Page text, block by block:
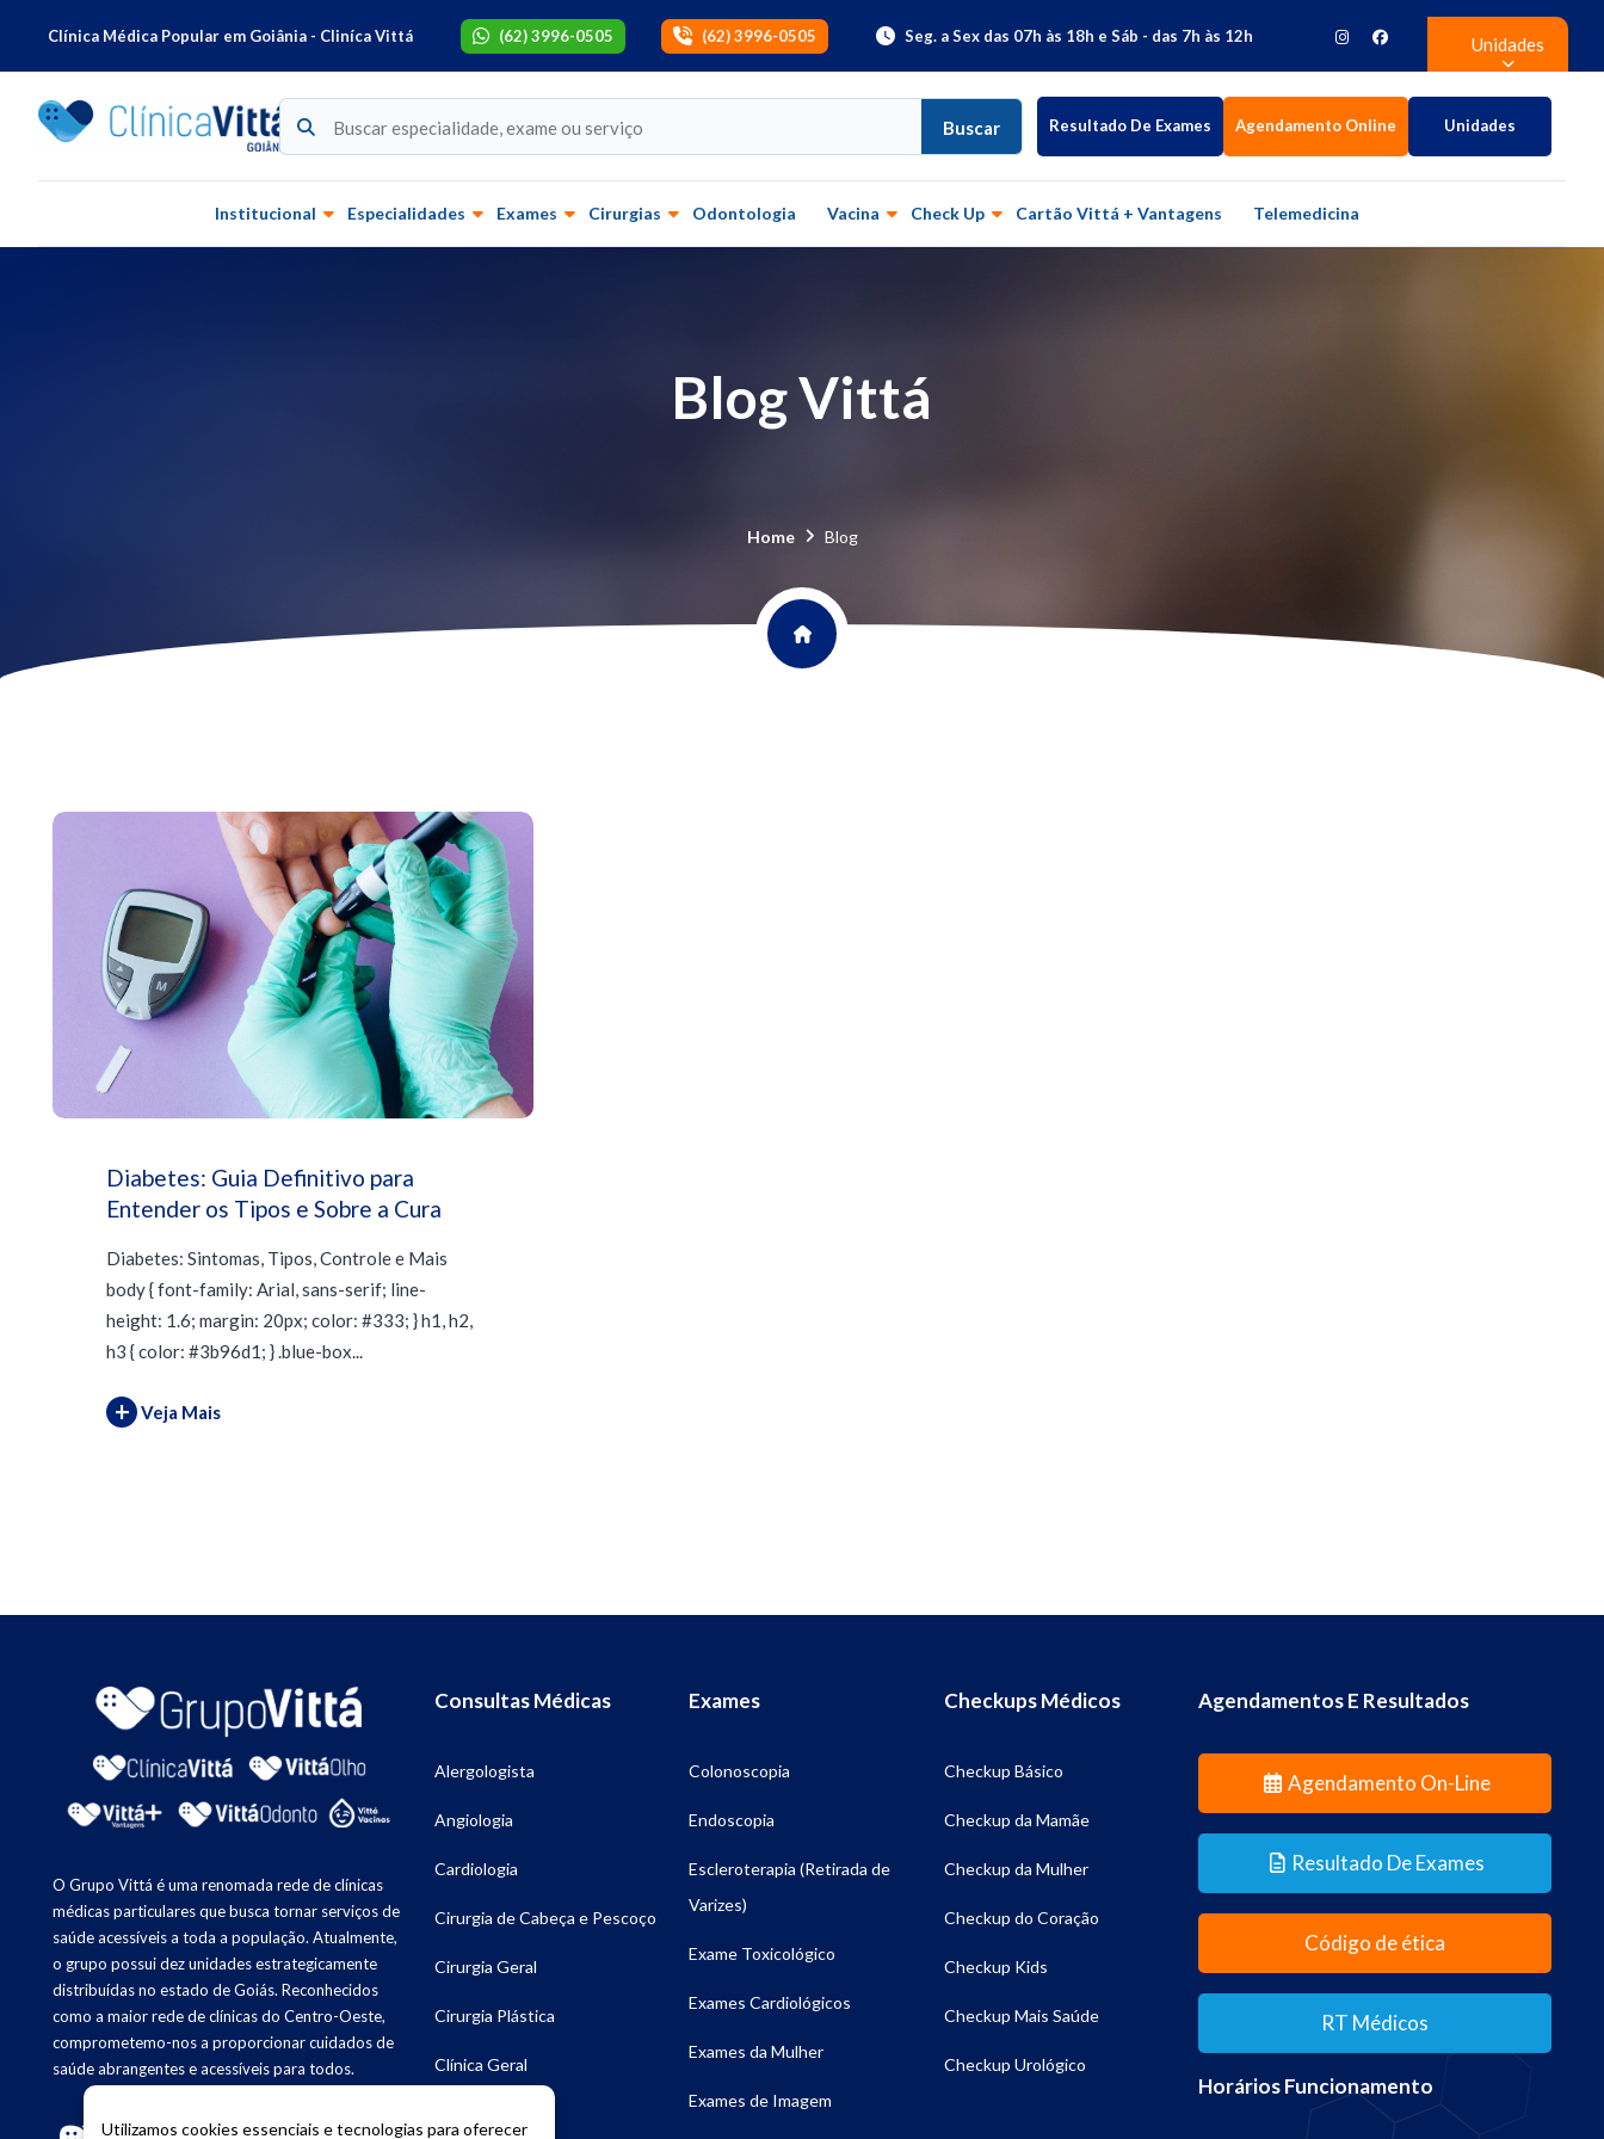
Clínica Médica Popular em Goiânia - Cliníca Vittá (62) 3996-0505 (62) 3996-0505 Seg. a Sex das 07h às 18h e Sáb - das 7h às 12h Unidades
Buscar Resultado De Exames Agendamento Online Unidades
Institucional Especialidades Exames Cirurgias Odontologia Vacina Check Up Cartão Vittá + Vantagens Telemedicina
Blog Vittá
Home Blog
Diabetes: Guia Definitivo para
Entender os Tipos e Sobre a Cura
Diabetes: Sintomas, Tipos, Controle e Mais
body { font-family: Arial, sans-serif; line-
height: 1.6; margin: 20px; color: #333; } h1, h2,
h3 { color: #3b96d1; } .blue-box...
+ Veja Mais
O Grupo Vittá é uma renomada rede de clínicas
médicas particulares que busca tornar serviços de
saúde acessíveis a toda a população. Atualmente,
o grupo possui dez unidades estrategicamente
distribuídas no estado de Goiás. Reconhecidos
como a maior rede de clínicas do Centro-Oeste,
comprometemo-nos a proporcionar cuidados de
saúde abrangentes e acessíveis para todos.
Consultas Médicas
Alergologista
Angiologia
Cardiologia
Cirurgia de Cabeça e Pescoço
Cirurgia Geral
Cirurgia Plástica
Clínica Geral
Exames
Colonoscopia
Endoscopia
Escleroterapia (Retirada de
Varizes)
Exame Toxicológico
Exames Cardiológicos
Exames da Mulher
Exames de Imagem
Checkups Médicos
Checkup Básico
Checkup da Mamãe
Checkup da Mulher
Checkup do Coração
Checkup Kids
Checkup Mais Saúde
Checkup Urológico
Agendamentos E Resultados
Agendamento On-Line
Resultado De Exames
Código de ética
RT Médicos
Horários Funcionamento
Utilizamos cookies essenciais e tecnologias para oferecer